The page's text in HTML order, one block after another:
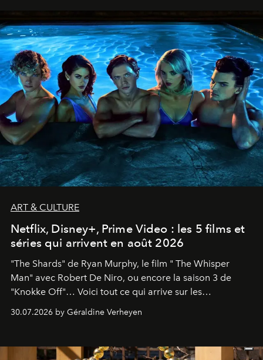
ART & CULTURE
Netflix, Disney+, Prime Video : les 5 films et
séries qui arrivent en août 2026
"The Shards" de Ryan Murphy, le film " The Whisper
Man" avec Robert De Niro, ou encore la saison 3 de
"Knokke Off"… Voici tout ce qui arrive sur les
plateformes de streaming en août 2026.
30.07.2026 by Géraldine Verheyen